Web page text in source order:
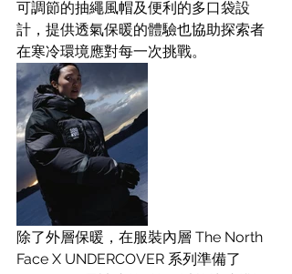
可調節的抽繩風帽及便利的多口袋設
計，提供透氣保暖的體驗也協助探索者
在寒冷環境應對每一次挑戰。
除了外層保暖，在服裝內層 The North
Face X UNDERCOVER 系列準備了